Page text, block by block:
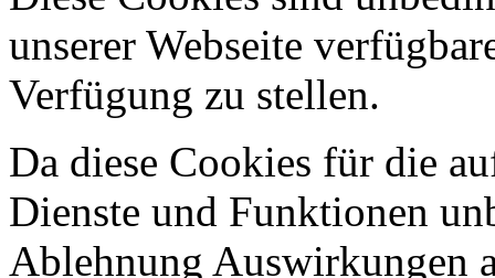
unserer Webseite
Verfügung zu stellen.
Da diese Cookies für die
Dienste und Funktionen
Ablehnung Auswirkungen